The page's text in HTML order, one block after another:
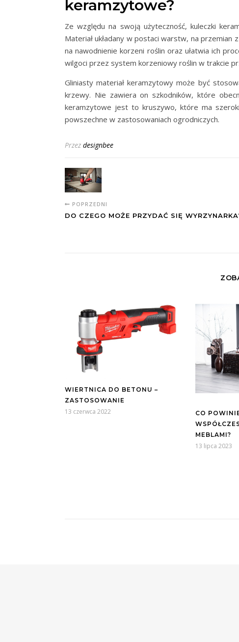
keramzytowe?
Ze względu na swoją użyteczność, kuleczki
Materiał układany w postaci warstw, na przemian
na nawodnienie korzeni roślin oraz ułatwia ich
wilgoci przez system korzeniowy roślin w trakcie
Gliniasty materiał keramzytowy może być
krzewy. Nie zawiera on szkodników, które
keramzytowe jest to kruszywo, które ma
powszechne w zastosowaniach ogrodniczych.
Przez designbee
POPRZEDNI
DO CZEGO MOŻE PRZYDAĆ SIĘ
WIERTNICA DO BETONU –
ZASTOSOWANIE
13 czerwca 2022
CO
MEBLAMI?
13 lipca 2023